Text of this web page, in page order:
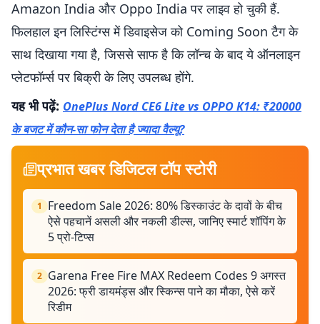
Amazon India और Oppo India पर लाइव हो चुकी हैं.
फिलहाल इन लिस्टिंग्स में डिवाइसेज को Coming Soon टैग के
साथ दिखाया गया है, जिससे साफ है कि लॉन्च के बाद ये ऑनलाइन
प्लेटफॉर्म्स पर बिक्री के लिए उपलब्ध होंगे.
यह भी पढ़ें: OnePlus Nord CE6 Lite vs OPPO K14: ₹20000
के बजट में कौन-सा फोन देता है ज्यादा वैल्यू?
प्रभात खबर डिजिटल टॉप स्टोरी
1
Freedom Sale 2026: 80% डिस्काउंट के दावों के बीच
ऐसे पहचानें असली और नकली डील्स, जानिए स्मार्ट शॉपिंग के
5 प्रो-टिप्स
2 Garena Free Fire MAX Redeem Codes 9 अगस्त
2026: फ्री डायमंड्स और स्किन्स पाने का मौका, ऐसे करें
रिडीम